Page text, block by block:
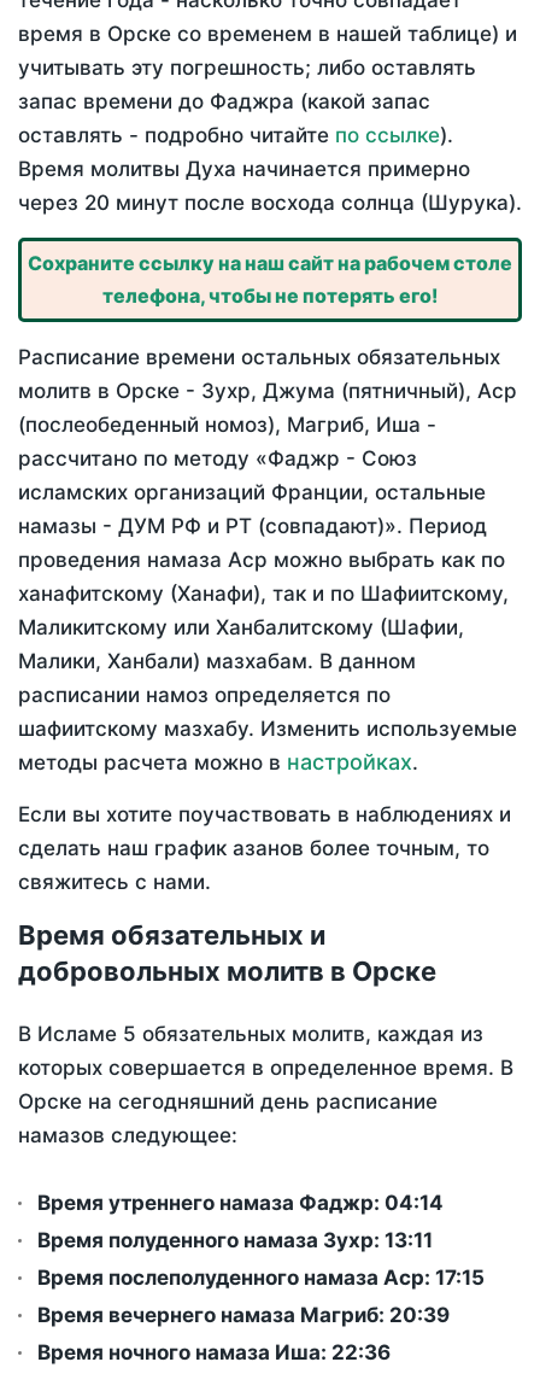
время в Орске со временем в нашей таблице) и
учитывать эту погрешность; либо оставлять
запас времени до Фаджра (какой запас
оставлять - подробно читайте по ссылке).
Время молитвы Духа начинается примерно
через 20 минут после восхода солнца (Шурука).
Сохраните ссылку на наш сайт на рабочем столе
телефона, чтобы не потерять его!
Расписание времени остальных обязательных
молитв в Орске - Зухр, Джума (пятничный), Аср
(послеобеденный номоз), Магриб, Иша -
рассчитано по методу «Фаджр - Союз
исламских организаций Франции, остальные
намазы - ДУМ РФ и РТ (совпадают)». Период
проведения намаза Аср можно выбрать как по
ханафитскому (Ханафи), так и по Шафиитскому,
Маликитскому или Ханбалитскому (Шафии,
Малики, Ханбали) мазхабам. В данном
расписании намоз определяется по
шафиитскому мазхабу. Изменить используемые
методы расчета можно в настройках.
Если вы хотите поучаствовать в наблюдениях и
сделать наш график азанов более точным, то
свяжитесь с нами.
Время обязательных и
добровольных молитв в Орске
В Исламе 5 обязательных молитв, каждая из
которых совершается в определенное время. В
Орске на сегодняшний день расписание
намазов следующее:
Время утреннего намаза Фаджр: 04:14
Время полуденного намаза Зухр: 13:11
Время послеполуденного намаза Аср: 17:15
Время вечернего намаза Магриб: 20:39
Время ночного намаза Иша: 22:36